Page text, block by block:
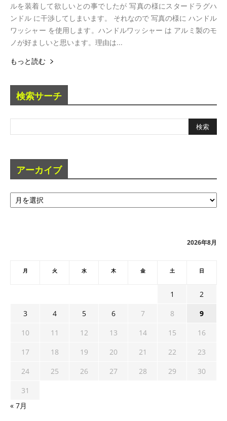
ルを装着して欲しいとの事でしたが 写真の様にスタードラグハ
ンドル に干渉してしまいます。 それなので 写真の様に ハンドル
ワッシャー を使用します。ハンドルワッシャー は アルミ製のモ
ノが好ましいと思います。理由は...
もっと読む
検索サーチ
アーカイブ
ア
ー
2026年8月
月 火 水 木 金 土 日
1
2
3
4 5 6 7 8
9
10
11 12 13 14 15
16
17
18 19 20 21 22
23
24
25 26 27 28 29
30
31
« 7月